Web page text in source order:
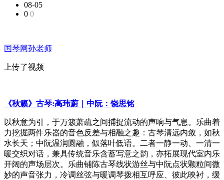
08-05
0 0
国琴网孙老师
上传了视频
《秋籁》古琴:高玮蔚｜中阮：饶思铭
以秋意为引，于万籁萧疏之间捕捉流动的声响与气息。乐曲着
力挖掘两件乐器的音色反差与相融之趣：古琴清远内敛，如秋
水长天；中阮温润圆融，似落叶低语。二者一静一动、一清一
暖交织对话，兼具传统音乐含蓄写意之韵，亦拓展现代室内乐
开阔的声场层次。乐曲铺陈古琴线状游丝与中阮点状颗粒间微
妙的声音张力，冷调丝弦与暖调琴拨相互呼应、彼此映衬，缓